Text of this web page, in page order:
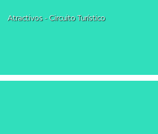
Atractivos - Circuito Turístico